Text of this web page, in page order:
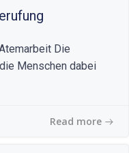
Die
Menschen dabei
Read more